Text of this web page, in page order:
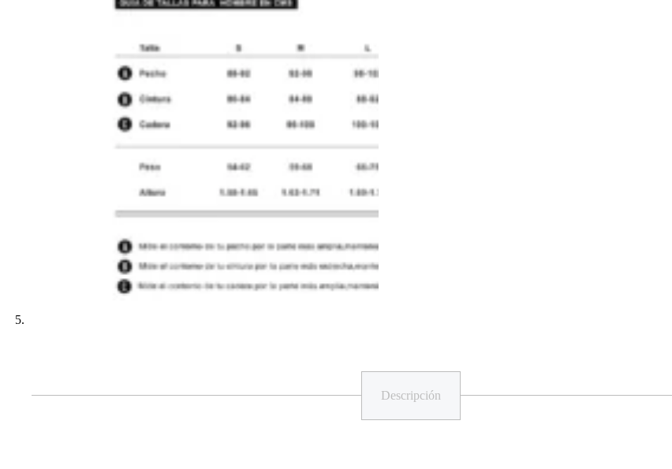
Descripción